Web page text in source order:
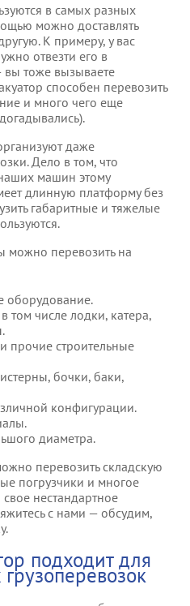
Эвакуация
Эвакуация
Эвакуация
в самых разных
можно доставлять
К примеру, у вас
отвезти его в
тоже вызываете
способен перевозить
и много чего еще
даже
Дело в том, что
машин этому
длинную платформу без
габаритные и тяжелые
можно перевозить на
оборудование.
том числе лодки, катера,
прочие строительные
бочки, баки,
конфигурации.
диаметра.
перевозить складскую
погрузчики и многое
нестандартное
с нами — обсудим,
подходит для